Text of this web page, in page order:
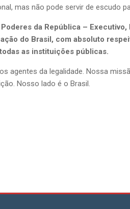
mas não pode servir de escudo
da República –
do Brasil, com absoluto
as instituições públicas.
agentes da legalidade. Nossa
Nosso lado é o Brasil.